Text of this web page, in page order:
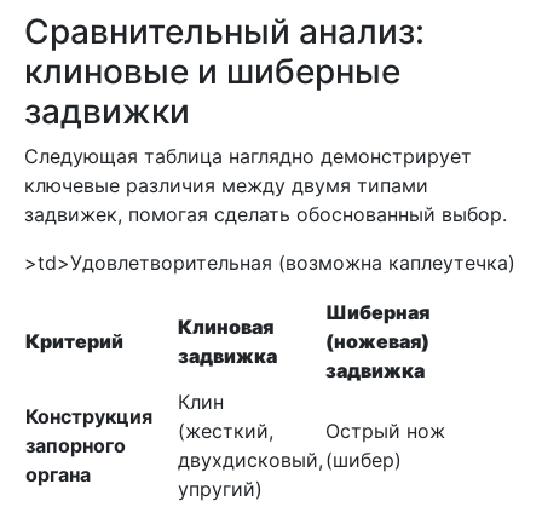
Сравнительный анализ:
клиновые и шиберные
задвижки
Следующая таблица наглядно демонстрирует
ключевые различия между двумя типами
задвижек, помогая сделать обоснованный выбор.
>td>Удовлетворительная (возможна каплеутечка)
Критерий
Клиновая
задвижка
Шиберная
(ножевая)
задвижка
Конструкция
запорного
органа
Клин
(жесткий,
двухдисковый,
упругий)
Острый нож
(шибер)